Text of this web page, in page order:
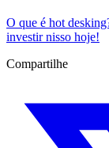
O que é hot
investir nisso hoje!
Compartilhe